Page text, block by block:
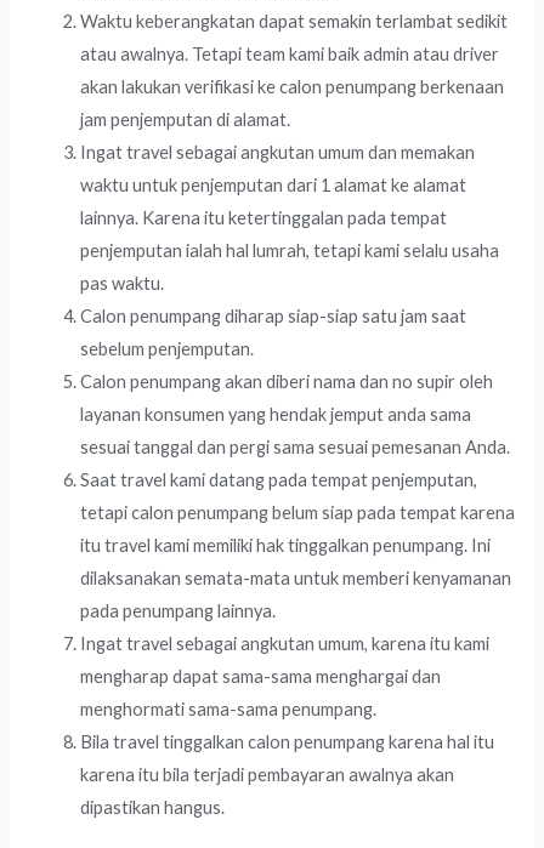
Waktu keberangkatan dapat semakin terlambat sedikit
atau awalnya. Tetapi team kami baik admin atau driver
akan lakukan verifikasi ke calon penumpang berkenaan
jam penjemputan di alamat.
Ingat travel sebagai angkutan umum dan memakan
waktu untuk penjemputan dari 1 alamat ke alamat
lainnya. Karena itu ketertinggalan pada tempat
penjemputan ialah hal lumrah, tetapi kami selalu usaha
pas waktu.
Calon penumpang diharap siap-siap satu jam saat
sebelum penjemputan.
Calon penumpang akan diberi nama dan no supir oleh
layanan konsumen yang hendak jemput anda sama
sesuai tanggal dan pergi sama sesuai pemesanan Anda.
Saat travel kami datang pada tempat penjemputan,
tetapi calon penumpang belum siap pada tempat karena
itu travel kami memiliki hak tinggalkan penumpang. Ini
dilaksanakan semata-mata untuk memberi kenyamanan
pada penumpang lainnya.
Ingat travel sebagai angkutan umum, karena itu kami
mengharap dapat sama-sama menghargai dan
menghormati sama-sama penumpang.
Bila travel tinggalkan calon penumpang karena hal itu
karena itu bila terjadi pembayaran awalnya akan
dipastikan hangus.